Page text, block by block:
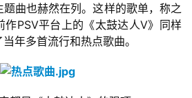
曲也赫然在列。这样的歌单，称之
作PSV平台上的《太鼓达人V》同样
年多首流行和热点歌曲。